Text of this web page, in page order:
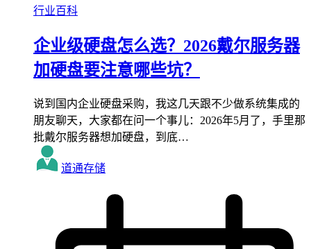
行业百科
企业级硬盘怎么选？2026戴尔服务器
加硬盘要注意哪些坑？
说到国内企业硬盘采购，我这几天跟不少做系统集成的
朋友聊天，大家都在问一个事儿：2026年5月了，手里那
批戴尔服务器想加硬盘，到底…
道通存储